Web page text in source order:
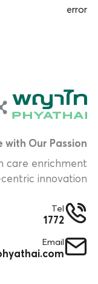
error
with Our Passion
care enrichment
innovation.
Tel
1772
Email